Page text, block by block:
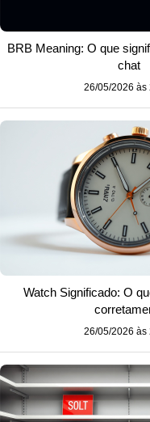
BRB Meaning: O que
chat
26/05/2026 às
Watch Significado: O
26/05/2026 às